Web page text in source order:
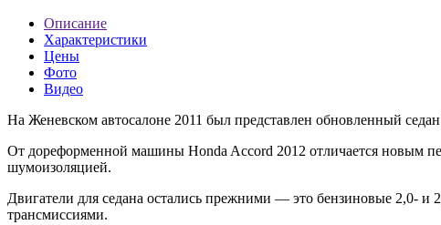
Описание
Характеристики
Цены
Фото
Видео
На Женевском автосалоне 2011 был представлен обновленный
От дореформенной машины Honda Accord 2012 отличается новым
шумоизоляцией.
Двигатели для седана остались прежними — это бензиновые 2,0- и
трансмиссиями.